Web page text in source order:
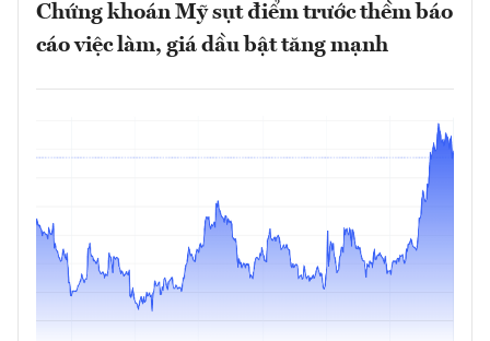
Chứng khoán Mỹ sụt điểm trước thềm báo
cáo việc làm, giá dầu bật tăng mạnh